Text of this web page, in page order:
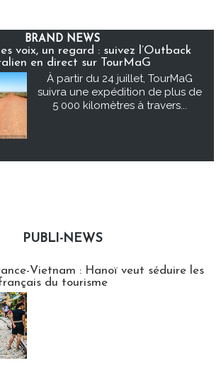
BRAND NEWS
voix, un regard : suivez l’Outback
en direct sur TourMaG
À partir du 24 juillet, TourMaG
suivra une expédition de plus de
5 000 kilomètres à travers...
PUBLI-NEWS
Vietnam : Hanoï veut séduire les
du tourisme